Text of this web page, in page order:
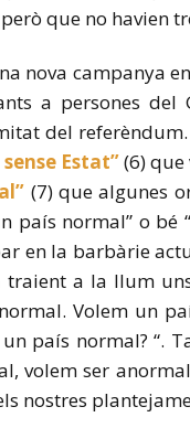
que no havien
nova campanya
a persones
del
Estat”(6)
(7) que algunes
país normal” o
en la barbàrie
a la llum
Volem un
país normal? “.
volem ser
nostres